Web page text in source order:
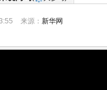
来源： 新华网